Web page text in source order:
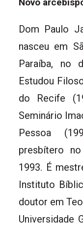
Novo
Dom Paulo
nasceu em
Paraíba, no
Estudou
do Recife
Seminário
Pessoa
presbítero
1993. É
Instituto
doutor em
Universidade